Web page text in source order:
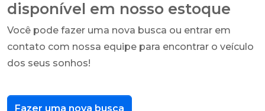
disponível em nosso estoque
Você pode fazer uma nova busca ou entrar em
contato com nossa equipe para encontrar o veículo
dos seus sonhos!
Fazer uma nova busca